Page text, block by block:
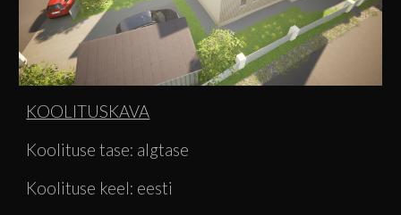
KOOLITUSKAVA
Koolituse tase: algtase
Koolituse keel: eesti